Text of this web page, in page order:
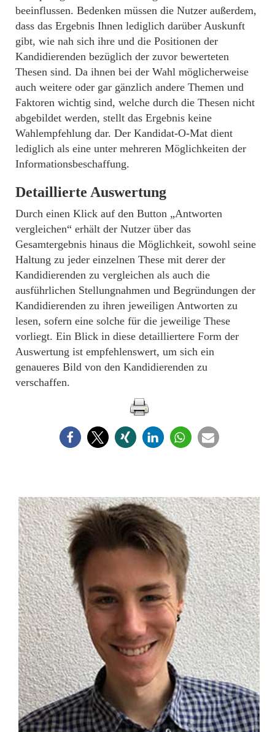
beeinflussen. Bedenken müssen die Nutzer außerdem,
dass das Ergebnis Ihnen lediglich darüber Auskunft
gibt, wie nah sich ihre und die Positionen der
Kandidierenden bezüglich der zuvor bewerteten
Thesen sind. Da ihnen bei der Wahl möglicherweise
auch weitere oder gar gänzlich andere Themen und
Faktoren wichtig sind, welche durch die Thesen nicht
abgebildet werden, stellt das Ergebnis keine
Wahlempfehlung dar. Der Kandidat-O-Mat dient
lediglich als eine unter mehreren Möglichkeiten der
Informationsbeschaffung.
Detaillierte Auswertung
Durch einen Klick auf den Button „Antworten
vergleichen“ erhält der Nutzer über das
Gesamtergebnis hinaus die Möglichkeit, sowohl seine
Haltung zu jeder einzelnen These mit derer der
Kandidierenden zu vergleichen als auch die
ausführlichen Stellungnahmen und Begründungen der
Kandidierenden zu ihren jeweiligen Antworten zu
lesen, sofern eine solche für die jeweilige These
vorliegt. Ein Blick in diese detailliertere Form der
Auswertung ist empfehlenswert, um sich ein
genaueres Bild von den Kandidierenden zu
verschaffen.
ZUM PROFIL